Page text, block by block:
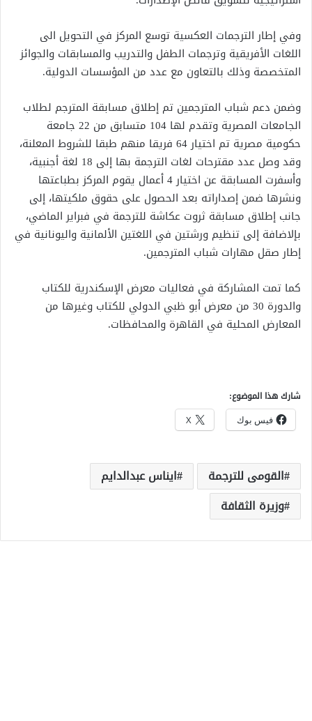
وفي إطار الترجمات العكسية توسع المركز في التحويل الى
اللغات الأفريقية وترجمات الطفل والتدريب والمسابقات والجوائز
المتخصصة وذلك بالتعاون مع عدد من المؤسسات الدولية.
وضمن دعم شباب المترجمين تم إطلاق مسابقة المترجم لطلاب
الجامعات المصرية وتقدم لها 104 متسابق من 22 جامعة
حكومية مصرية تم اختيار 64 فريقا منهم طبقا للشروط المعلنة،
وقد وصل عدد مقترحات لغات الترجمة بها إلى 18 لغة أجنبية،
وأسفرت المسابقة عن اختيار 4 أعمال يقوم المركز بطباعتها
ونشرها ضمن إصداراته بعد الحصول على حقوق ملكيتها، إلى
جانب إطلاق مسابقة ثروت عكاشة للترجمة في فبراير الماضي،
بإلاضافة إلى تنظيم ورشتين في اللغتين الألمانية واليونانية في
إطار صقل مهارات شباب المترجمين.
كما تمت المشاركة في فعاليات معرض الإسكندرية للكتاب
والدورة 30 من معرض أبو ظبي الدولي للكتاب وغيرها من
المعارض المحلية في القاهرة والمحافظات.
شارك هذا الموضوع:
فيس بوك X
القومى للترجمة
ايناس عبدالدايم
وزيرة الثقافة